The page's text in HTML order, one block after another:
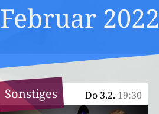
Februar 2022
Do 3.2. 19:30
Sonstiges